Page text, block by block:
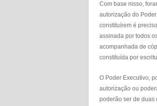
Com base nisso,
autorização do
constituírem é
assinada por todos
acompanhada de
constituída por
O Poder Executivo,
autorização ou
poderão ser de duas